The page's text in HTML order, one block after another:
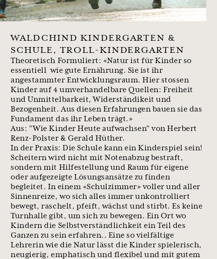
WALDCHIND KINDERGARTEN &
SCHULE, TROLL-KINDERGARTEN
Theoretisch Formuliert: «Natur ist für Kinder so
essentiell wie gute Ernährung. Sie ist ihr
angestammter Entwicklungsraum. Hier stossen
Kinder auf 4 umverhandelbare Quellen: Freiheit
und Unmittelbarkeit, Widerständikeit und
Bezogenheit. Aus diesen Erfahrungen bauen sie das
Fundament das ihr Leben trägt.»
Aus: "Wie Kinder Heute aufwachsen" von Herbert
Renz-Polster & Gerald Hüther.
In der Praxis: Die Schule kann ein Kinderspiel sein!
Scheitern wird nicht mit Notenabzug bestraft,
sondern mit Hilfestellung und Raum für eigene
oder aufgezeigte Lösungsansätze zu finden
begleitet. In einem «Schulzimmer» voller und aller
Sinnenreize, wo sich alles immer unkontrolliert
bewegt, raschelt, pfeift, wächst und stirbt. Es keine
Turnhalle gibt, um sich zu bewegen. Ein Ort wo
Kindern die Selbstverständlichkeit ein Teil des
Ganzen zu sein erfahren.. Eine so vielfältige
Lehrerin wie die Natur lässt die Kinder spielerisch,
neugierig, emphatisch und flexibel und mit gutem